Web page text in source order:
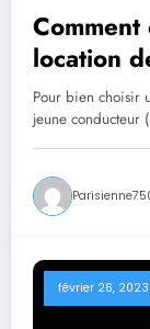
location
Pour bien choisir
jeune conducteur
février 26, 2023